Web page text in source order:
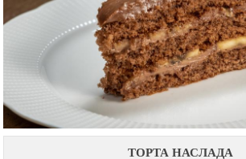
ТОРТА НАСЛАДА